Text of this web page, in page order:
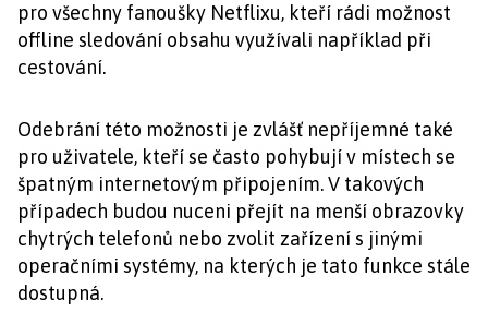
pro všechny fanoušky Netflixu, kteří rádi možnost
offline sledování obsahu využívali například při
cestování.
Odebrání této možnosti je zvlášť nepříjemné také
pro uživatele, kteří se často pohybují v místech se
špatným internetovým připojením. V takových
případech budou nuceni přejít na menší obrazovky
chytrých telefonů nebo zvolit zařízení s jinými
operačními systémy, na kterých je tato funkce stále
dostupná.